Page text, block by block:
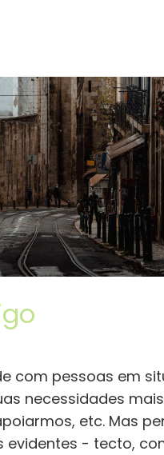
com pessoas em
necessidades
etc. Mas
- tecto,